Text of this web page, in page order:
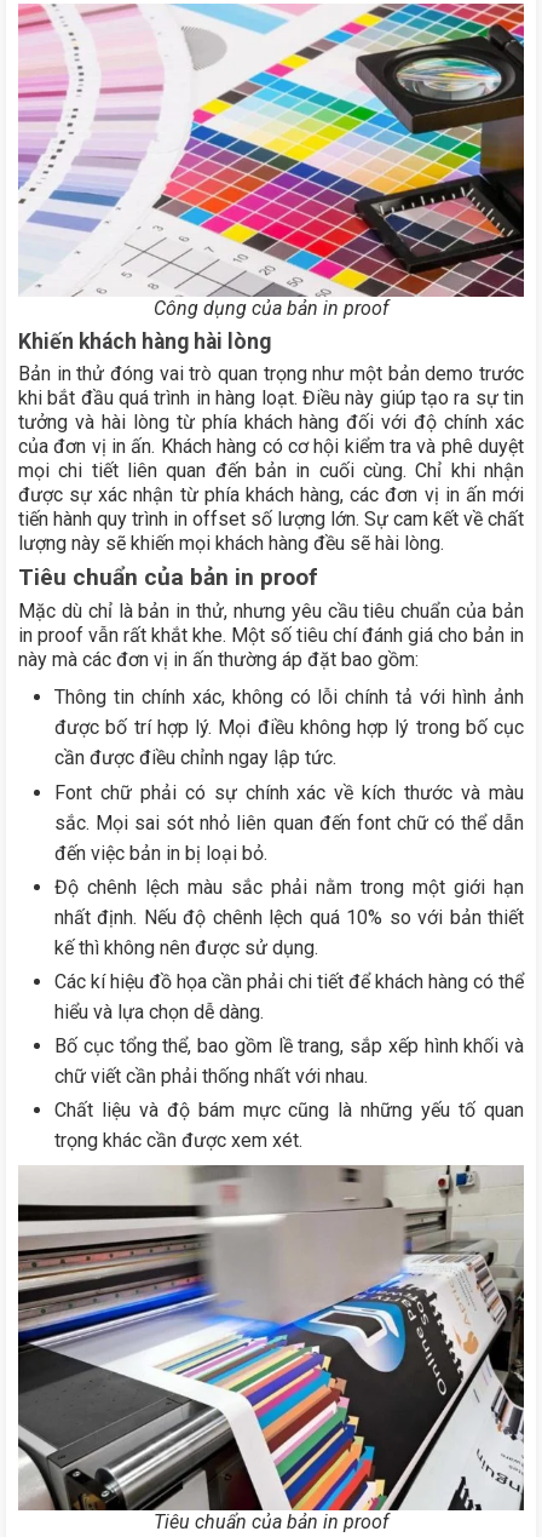
Công dụng của bản in proof
Khiến khách hàng hài lòng
Bản in thử đóng vai trò quan trọng như một bản demo trước
khi bắt đầu quá trình in hàng loạt. Điều này giúp tạo ra sự tin
tưởng và hài lòng từ phía khách hàng đối với độ chính xác
của đơn vị in ấn. Khách hàng có cơ hội kiểm tra và phê duyệt
mọi chi tiết liên quan đến bản in cuối cùng. Chỉ khi nhận
được sự xác nhận từ phía khách hàng, các đơn vị in ấn mới
tiến hành quy trình in offset số lượng lớn. Sự cam kết về chất
lượng này sẽ khiến mọi khách hàng đều sẽ hài lòng.
Tiêu chuẩn của bản in proof
Mặc dù chỉ là bản in thử, nhưng yêu cầu tiêu chuẩn của bản
in proof vẫn rất khắt khe. Một số tiêu chí đánh giá cho bản in
này mà các đơn vị in ấn thường áp đặt bao gồm:
Thông tin chính xác, không có lỗi chính tả với hình ảnh
được bố trí hợp lý. Mọi điều không hợp lý trong bố cục
cần được điều chỉnh ngay lập tức.
Font chữ phải có sự chính xác về kích thước và màu
sắc. Mọi sai sót nhỏ liên quan đến font chữ có thể dẫn
đến việc bản in bị loại bỏ.
Độ chênh lệch màu sắc phải nằm trong một giới hạn
nhất định. Nếu độ chênh lệch quá 10% so với bản thiết
kế thì không nên được sử dụng.
Các kí hiệu đồ họa cần phải chi tiết để khách hàng có thể
hiểu và lựa chọn dễ dàng.
Bố cục tổng thể, bao gồm lề trang, sắp xếp hình khối và
chữ viết cần phải thống nhất với nhau.
Chất liệu và độ bám mực cũng là những yếu tố quan
trọng khác cần được xem xét.
Tiêu chuẩn của bản in proof